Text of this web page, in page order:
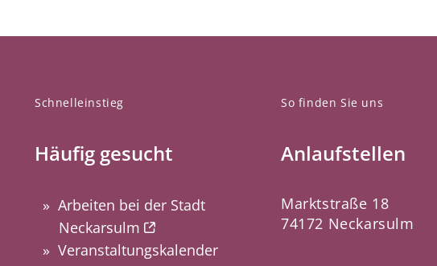
Schnelleinstieg
Häufig gesucht
Arbeiten bei der Stadt
Neckarsulm
Veranstaltungskalender
So finden Sie uns
Anlaufstellen
Marktstraße 18
74172 Neckarsulm